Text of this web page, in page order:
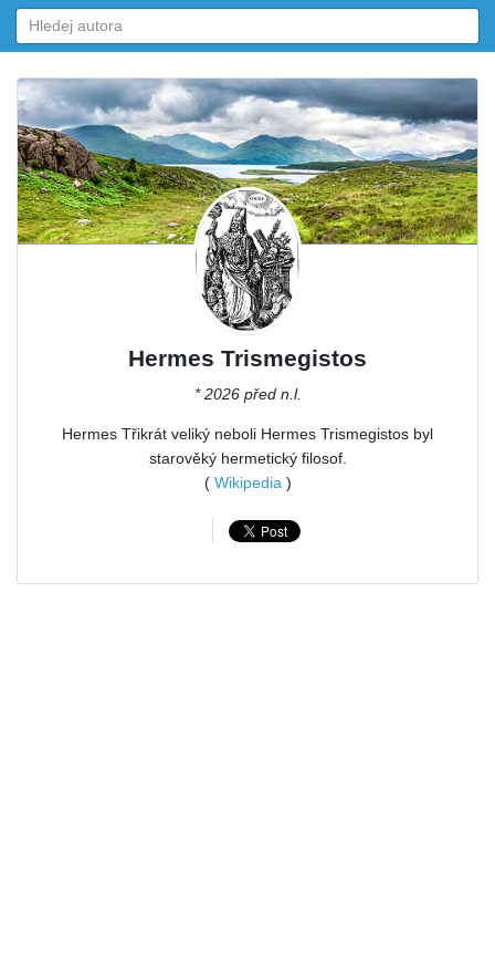
Hermes Trismegistos
* 2026 před n.l.
Hermes Třikrát veliký neboli Hermes Trismegistos byl
starověký hermetický filosof.
( Wikipedia )